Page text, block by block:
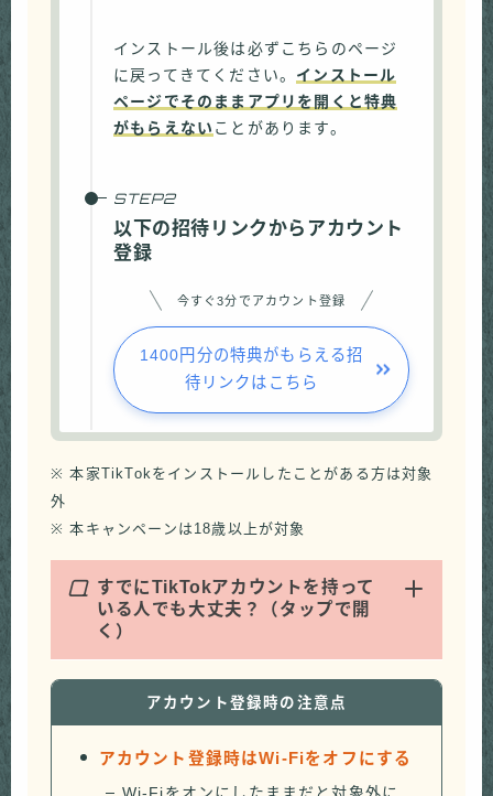
インストール後は必ずこちらのページ
に戻ってきてください。 インストール
ページでそのままアプリを開くと特典
がもらえない ことがあります。
以下の招待リンクからアカウント
登録
今すぐ3分でアカウント登録
1400円分の特典がもらえる招
待リンクはこちら
※ 本家TikTokをインストールしたことがある方は対象
外
※ 本キャンペーンは18歳以上が対象
Q すでにTikTokアカウントを持って
いる人でも大丈夫？（タップで開
く）
アカウント登録時の注意点
アカウント登録時はWi-Fiをオフにする